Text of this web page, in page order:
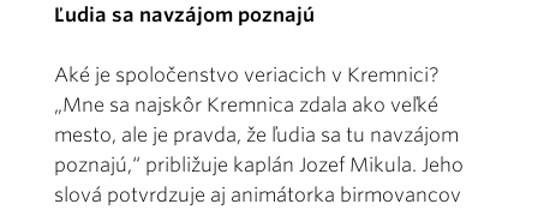
Ľudia sa navzájom poznajú
Aké je spoločenstvo veriacich v Kremnici?
„Mne sa najskôr Kremnica zdala ako veľké
mesto, ale je pravda, že ľudia sa tu navzájom
poznajú,“ približuje kaplán Jozef Mikula. Jeho
slová potvrdzuje aj animátorka birmovancov